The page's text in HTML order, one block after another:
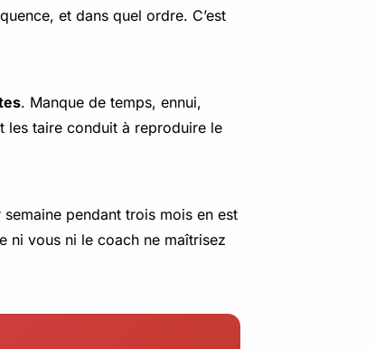
et dans quel ordre. C’est
. Manque de temps, ennui,
les taire conduit à reproduire le
pendant trois mois en est
ni vous ni le coach ne maîtrisez